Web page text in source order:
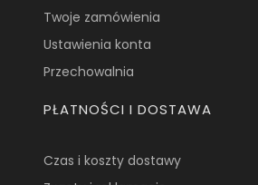
Twoje zamówienia
Ustawienia konta
Przechowalnia
PŁATNOŚCI I DOSTAWA
Czas i koszty dostawy